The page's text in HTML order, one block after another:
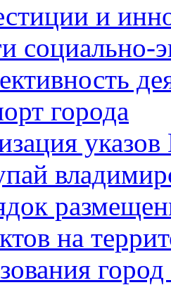
и
социально-
города
на